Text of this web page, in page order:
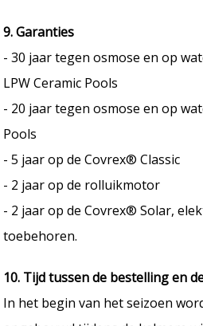
9. Garanties
- 30 jaar tegen osmose en op
LPW Ceramic Pools
- 20 jaar tegen osmose en op
Pools
- 5 jaar op de Covrex® Classic
- 2 jaar op de rolluikmotor
- 2 jaar op de Covrex® Solar,
toebehoren.
10. Tijd tussen de bestelling en
In het begin van het seizoen